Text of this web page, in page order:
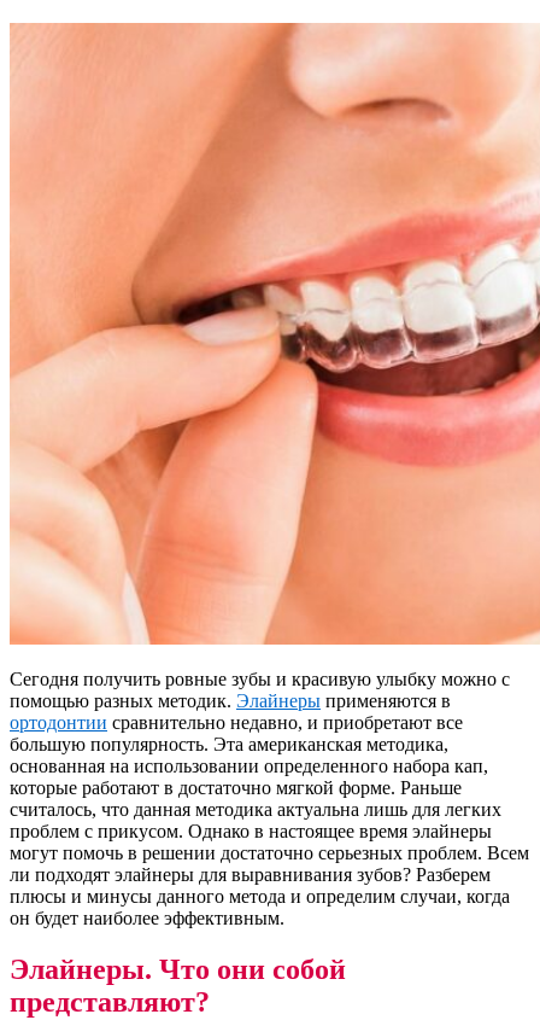
Сегодня получить ровные зубы и красивую улыбку можно с
помощью разных методик. Элайнеры применяются в
ортодонтии сравнительно недавно, и приобретают все
большую популярность. Эта американская методика,
основанная на использовании определенного набора кап,
которые работают в достаточно мягкой форме. Раньше
считалось, что данная методика актуальна лишь для легких
проблем с прикусом. Однако в настоящее время элайнеры
могут помочь в решении достаточно серьезных проблем. Всем
ли подходят элайнеры для выравнивания зубов? Разберем
плюсы и минусы данного метода и определим случаи, когда
он будет наиболее эффективным.
Элайнеры. Что они собой
представляют?